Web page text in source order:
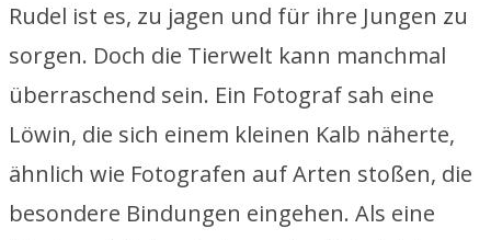
Rudel ist es, zu jagen und für ihre Jungen zu
sorgen. Doch die Tierwelt kann manchmal
überraschend sein. Ein Fotograf sah eine
Löwin, die sich einem kleinen Kalb näherte,
ähnlich wie Fotografen auf Arten stoßen, die
besondere Bindungen eingehen. Als eine